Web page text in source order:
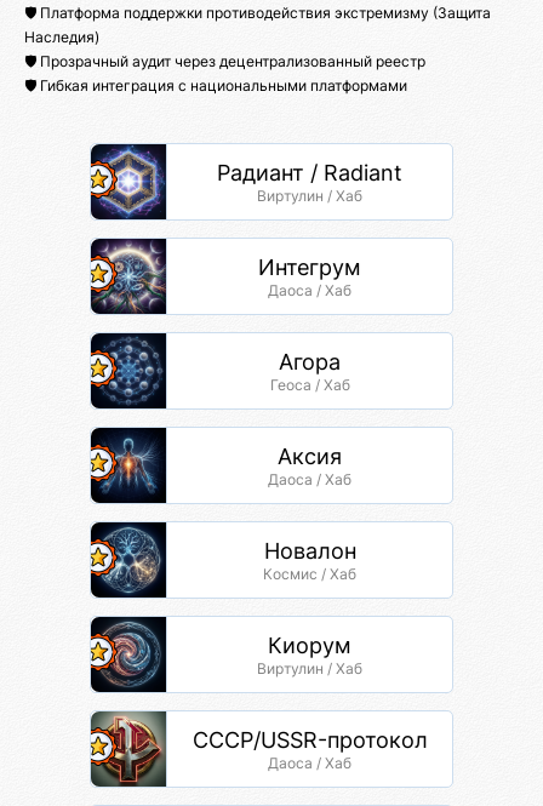
🛡️ Платформа поддержки противодействия экстремизму (Защита
Наследия)
🛡️ Прозрачный аудит через децентрализованный реестр
🛡️ Гибкая интеграция с национальными платформами
Радиант / Radiant
Виртулин / Хаб
Интегрум
Даоса / Хаб
Агора
Геоса / Хаб
Аксия
Даоса / Хаб
Новалон
Космис / Хаб
Киорум
Виртулин / Хаб
СССР/USSR-протокол
Даоса / Хаб